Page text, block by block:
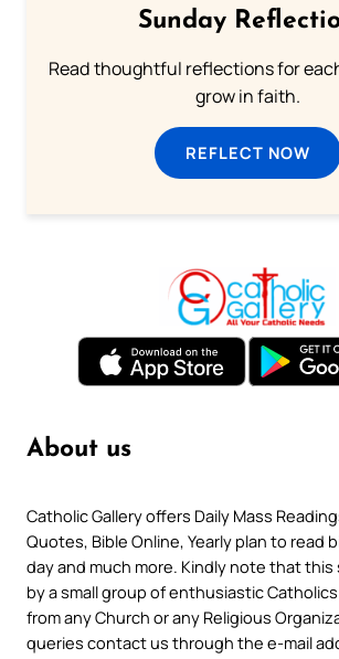
Sunday
Read thoughtful reflections for
grow in faith.
REFLECT NOW
About us
Catholic Gallery offers Daily Mass
Quotes, Bible Online, Yearly plan to read
day and much more. Kindly note that this
by a small group of enthusiastic
from any Church or any Religious
queries contact us through the e-mail